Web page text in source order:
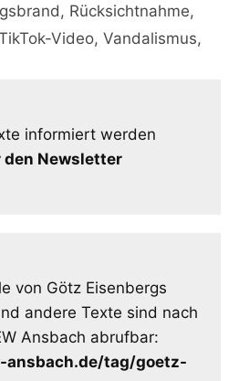
, Rücksichtnahme,
Video, Vandalismus,
informiert werden
den Newsletter
von Götz Eisenbergs
andere Texte sind nach
Ansbach abrufbar:
tag/goetz-